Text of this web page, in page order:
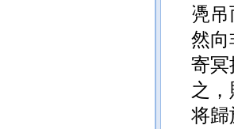
凴吊
然向
寄冥
之
将歸